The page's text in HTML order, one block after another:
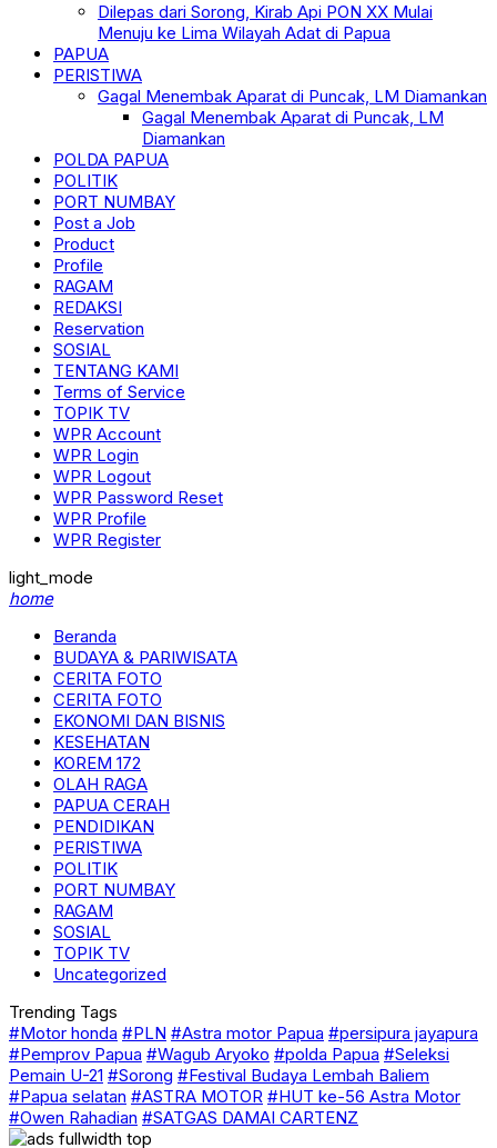
Dilepas dari Sorong, Kirab Api PON XX Mulai
Menuju ke Lima Wilayah Adat di Papua
PAPUA
PERISTIWA
Gagal Menembak Aparat di Puncak, LM Diamankan
Gagal Menembak Aparat di Puncak, LM
Diamankan
POLDA PAPUA
POLITIK
PORT NUMBAY
Post a Job
Product
Profile
RAGAM
REDAKSI
Reservation
SOSIAL
TENTANG KAMI
Terms of Service
TOPIK TV
WPR Account
WPR Login
WPR Logout
WPR Password Reset
WPR Profile
WPR Register
light_mode
home
Beranda
BUDAYA & PARIWISATA
CERITA FOTO
CERITA FOTO
EKONOMI DAN BISNIS
KESEHATAN
KOREM 172
OLAH RAGA
PAPUA CERAH
PENDIDIKAN
PERISTIWA
POLITIK
PORT NUMBAY
RAGAM
SOSIAL
TOPIK TV
Uncategorized
Trending Tags
#Motor honda #PLN #Astra motor Papua #persipura jayapura
#Pemprov Papua #Wagub Aryoko #polda Papua #Seleksi
Pemain U-21 #Sorong #Festival Budaya Lembah Baliem
#Papua selatan #ASTRA MOTOR #HUT ke-56 Astra Motor
#Owen Rahadian #SATGAS DAMAI CARTENZ